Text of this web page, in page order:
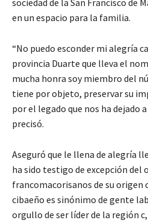
sociedad de la San Francisco de
en un espacio para la familia.
“No puedo esconder mi alegría
provincia Duarte que lleva el
mucha honra soy miembro del
tiene por objeto, preservar su
por el legado que nos ha dejado
precisó.
Aseguró que le llena de alegría
ha sido testigo de excepción del
francomacorisanos de su origen
cibaeño es sinónimo de gente
orgullo de ser líder de la región